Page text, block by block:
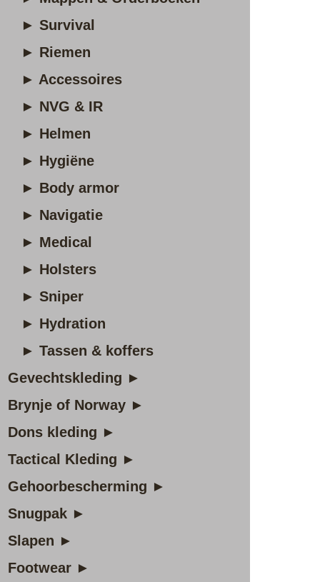
► Survival
► Riemen
► Accessoires
► NVG & IR
► Helmen
► Hygiëne
► Body armor
► Navigatie
► Medical
► Holsters
► Sniper
► Hydration
► Tassen & koffers
Gevechtskleding ►
Brynje of Norway ►
Dons kleding ►
Tactical Kleding ►
Gehoorbescherming ►
Snugpak ►
Slapen ►
Footwear ►